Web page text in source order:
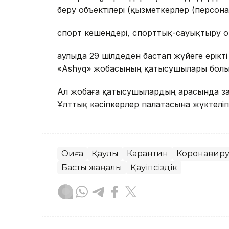
беру объектілері (қызметкерлер
спорт кешендері, спорттық-сауықтыру
Қаулыда 29 шілдеден бастап жүйеге
«Ashyq» жобасының қатысушылары
Ал жобаға қатысушылардың арасында
Ұлттық кәсіпкерлер палатасына
Оқиға Қаулы Карантин
Басты жаңалық
Қауіпсіздік